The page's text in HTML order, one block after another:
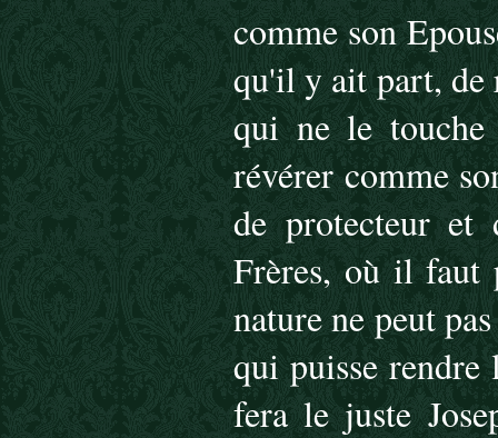
comme son
qu'il y ait part, de
qui ne le touche
révérer comme
de protecteur et
Frères, où il faut
nature ne peut
qui puisse
fera le juste